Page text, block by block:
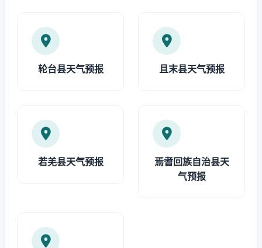
轮台县天气预报 且末县天气预报
若羌县天气预报
焉耆回族自治县天
气预报